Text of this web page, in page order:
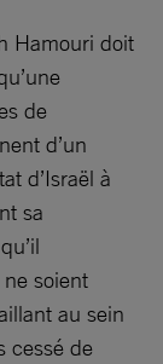
Hamouri doit
de
d’un
d’Israël à
sa
soient
au sein
cessé de